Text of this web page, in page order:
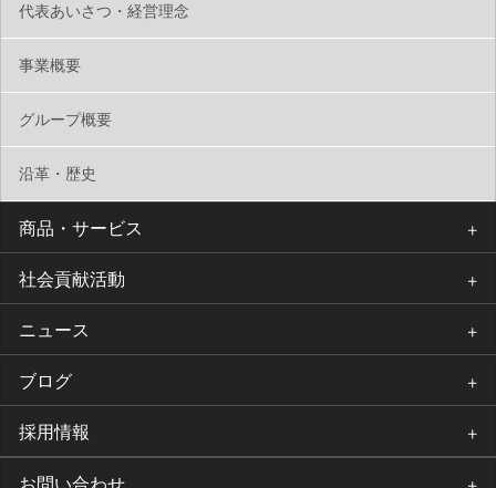
代表あいさつ・経営理念
事業概要
グループ概要
沿革・歴史
商品・サービス
社会貢献活動
ニュース
ブログ
採用情報